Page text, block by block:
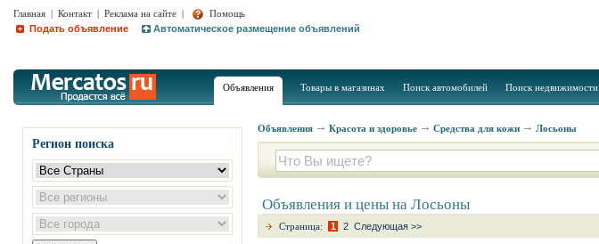
Главная | Контакт | Реклама на сайте |
Помощь
Подать объявление
Автоматическое размещение объявлений
Объявления Товары в магазинах Поиск автомобилей Поиск недвижимости
Регион поиска
Объявления Красота и здоровье Средства для кожи Лосьоны
Объявления и цены на Лосьоны
Страница: 1 2 Следующая >>